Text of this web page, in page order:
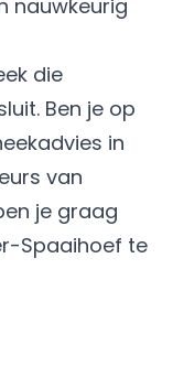
nauwkeurig
die
Ben je op
in
van
je graag
Spaaihoef te